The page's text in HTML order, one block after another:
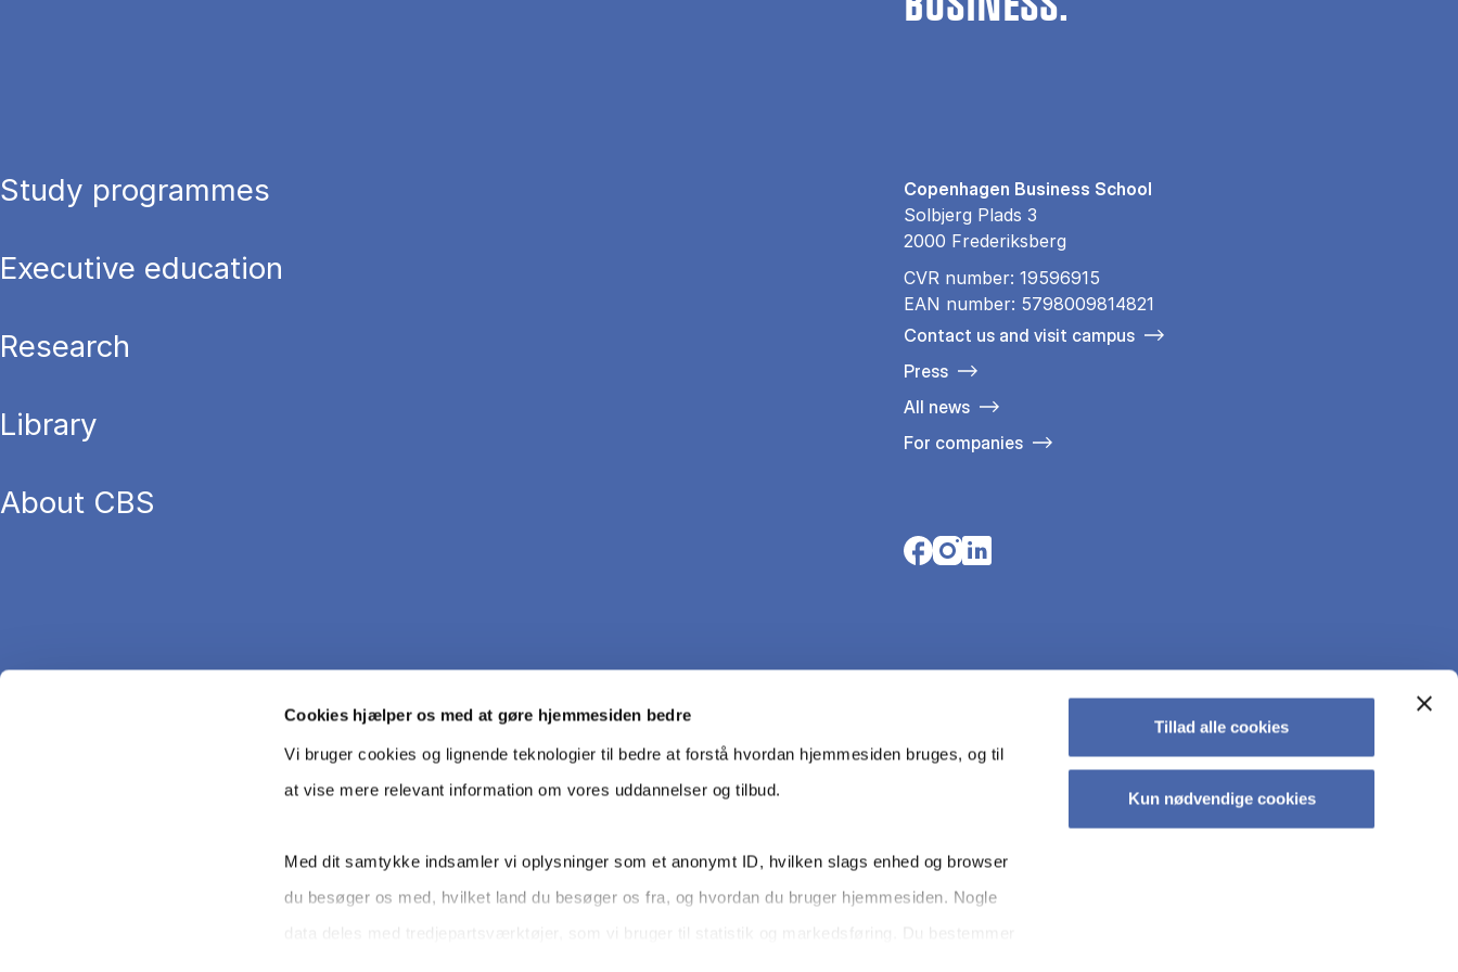
Cookies hjælper os med at gøre hjemmesiden bedre
Vi bruger cookies og lignende teknologier til bedre at forstå hvordan hjemmesiden bruges, og til
at vise mere relevant information om vores uddannelser og tilbud.
Med dit samtykke indsamler vi oplysninger som et anonymt ID, hvilken slags enhed og browser
du besøger os med, hvilket land du besøger os fra, og hvordan du bruger hjemmesiden. Nogle
Tillad alle cookies
Kun nødvendige cookies
Study programmes
Executive education
Research
Library
About CBS
Copenhagen Business School
Solbjerg Plads 3
2000 Frederiksberg
CVR number: 19596915
EAN number: 5798009814821
Contact us and visit campus
Press
All news
For companies
Opens in a new tab
Opens in a new tab
Opens in a new tab